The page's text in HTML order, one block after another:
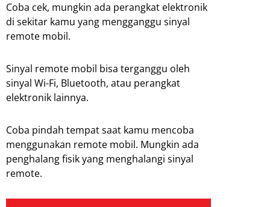
Coba cek, mungkin ada perangkat elektronik
di sekitar kamu yang mengganggu sinyal
remote mobil.
Sinyal remote mobil bisa terganggu oleh
sinyal Wi-Fi, Bluetooth, atau perangkat
elektronik lainnya.
Coba pindah tempat saat kamu mencoba
menggunakan remote mobil. Mungkin ada
penghalang fisik yang menghalangi sinyal
remote.